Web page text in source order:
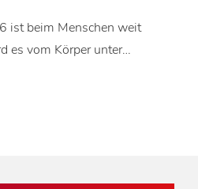
ist beim Menschen weit
es vom Körper unter…